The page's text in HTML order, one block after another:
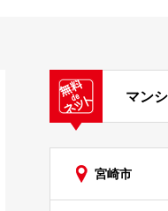
マン
宮崎市